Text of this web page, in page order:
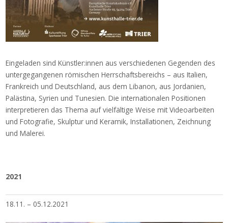
Eingeladen sind Künstler:innen aus verschiedenen Gegenden des
untergegangenen römischen Herrschaftsbereichs – aus Italien,
Frankreich und Deutschland, aus dem Libanon, aus Jordanien,
Palästina, Syrien und Tunesien. Die internationalen Positionen
interpretieren das Thema auf vielfältige Weise mit Videoarbeiten
und Fotografie, Skulptur und Keramik, Installationen, Zeichnung
und Malerei.
2021
18.11. – 05.12.2021